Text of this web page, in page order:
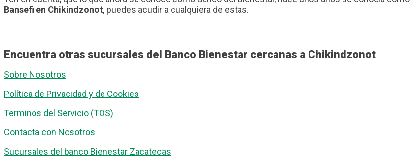
Bansefi en Chikindzonot, puedes acudir a cualquiera de estas.
Encuentra otras sucursales del Banco Bienestar cercanas a Chikindzonot
Sobre Nosotros
Política de Privacidad y de Cookies
Terminos del Servicio (TOS)
Contacta con Nosotros
Sucursales del banco Bienestar Zacatecas